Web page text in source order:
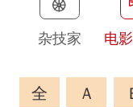
杂技家 电
全 A